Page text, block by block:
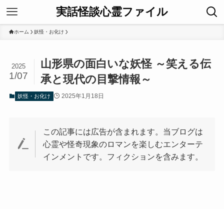
実話怪談心霊ファイル
ホーム 妖怪・お化け
山形県の面白いな妖怪 ～笑える伝
承と現代の目撃情報～
2025
1/07
妖怪・お化け 2025年1月18日
この記事には広告が含まれます。当ブログは
心霊や怪奇現象のロマンを楽しむエンターテ
インメントです。フィクションを含みます。